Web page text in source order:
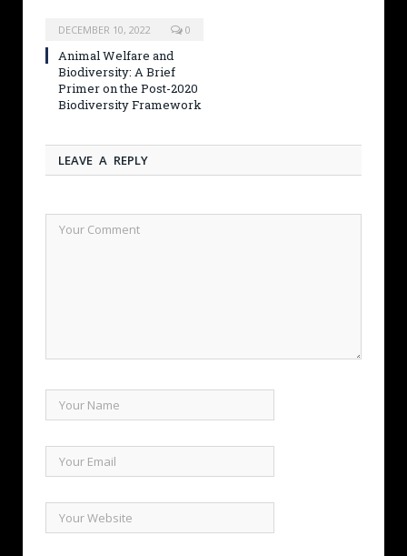
DECEMBER 10, 2022 0
Animal Welfare and
Biodiversity: A Brief
Primer on the Post-2020
Biodiversity Framework
LEAVE A REPLY